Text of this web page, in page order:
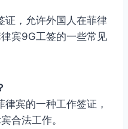
证，允许外国人在菲律
宾9G工签的一些常见
宾的一种工作签证，
合法工作。